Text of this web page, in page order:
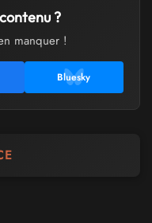
?
manquer !
Bluesky